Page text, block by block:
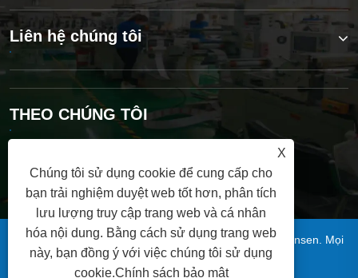
Liên hệ chúng tôi
THEO CHÚNG TÔI
Bản quyền © 2025 Công ty TNHH Bao bì Thanh Đảo Xinsen. Mọi
quyền được bảo lưu.
X
Chúng tôi sử dụng cookie để cung cấp cho
bạn trải nghiệm duyệt web tốt hơn, phân tích
lưu lượng truy cập trang web và cá nhân
hóa nội dung. Bằng cách sử dụng trang web
này, bạn đồng ý với việc chúng tôi sử dụng
cookie.Chính sách bảo mật